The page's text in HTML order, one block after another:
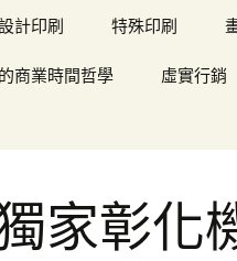
計印刷 特殊印刷
商業時間哲學 虛實行銷
家彰化